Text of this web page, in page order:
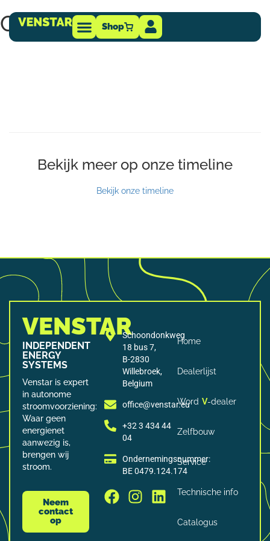
Shop
CTM – OD
Bekijk meer op onze timeline
Bekijk onze timeline
VENSTAR
INDEPENDENT
ENERGY
SYSTEMS
Venstar is expert
in autonome
stroomvoorziening:
Waar geen
energienet
aanwezig is,
brengen wij
stroom.
Neem
contact
op
Schoondonkweg
18 bus 7,
B-2830
Willebroek,
Belgium
office@venstar.eu
+32 3 434 44
04
Ondernemingsnummer:
BE 0479.124.174
Home
Dealerlijst
Word V-dealer
Zelfbouw
Service
Technische info
Catalogus